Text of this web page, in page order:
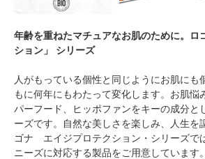
年齢を重ねたマチュアなお肌のために。ロ
ション」 シリーズ
人がもっている個性と同じようにお肌にも
もに何年にもわたって変化します。お肌悩
パーフード、ヒッポファンをキーの成分と
ーズです。自然な美しさを楽しみ、人生を
ゴナ エイジプロテクション・シリーズで
ニーズに対応する製品をご用意しています。